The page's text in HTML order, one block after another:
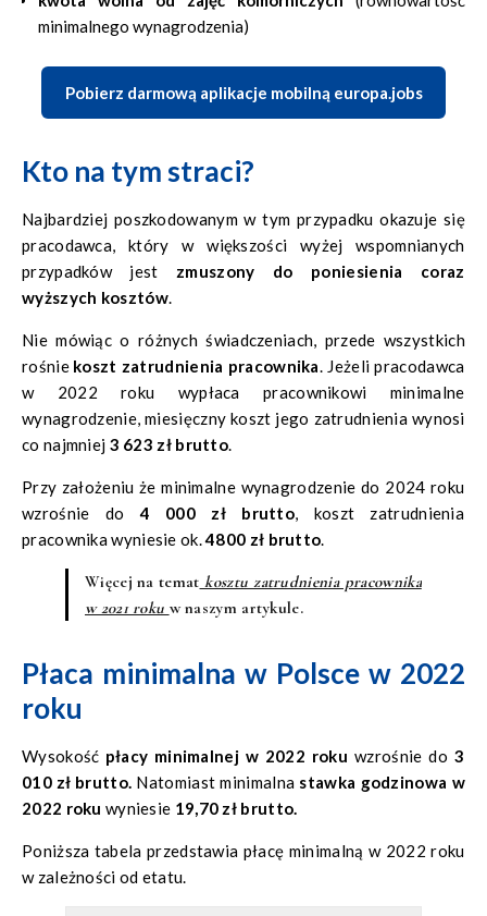
minimalnego wynagrodzenia)
Pobierz darmową aplikacje mobilną europa.jobs
Kto na tym straci?
Najbardziej poszkodowanym w tym przypadku okazuje się
pracodawca, który w większości wyżej wspomnianych
przypadków jest zmuszony do poniesienia coraz
wyższych kosztów.
Nie mówiąc o różnych świadczeniach, przede wszystkich
rośnie koszt zatrudnienia pracownika. Jeżeli pracodawca
w 2022 roku wypłaca pracownikowi minimalne
wynagrodzenie, miesięczny koszt jego zatrudnienia wynosi
co najmniej 3 623 zł brutto.
Przy założeniu że minimalne wynagrodzenie do 2024 roku
wzrośnie do4 000 zł brutto, koszt zatrudnienia
pracownika wyniesie ok.4800 zł brutto.
Więcej na temat kosztu zatrudnienia pracownika
w 2021 roku w naszym artykule.
Płaca minimalna w Polsce w 2022
roku
Wysokość płacy minimalnej w 2022 roku wzrośnie do 3
010 zł brutto. Natomiast minimalna stawka godzinowa w
2022 roku wyniesie 19,70 zł brutto.
Poniższa tabela przedstawia płacę minimalną w 2022 roku
w zależności od etatu.